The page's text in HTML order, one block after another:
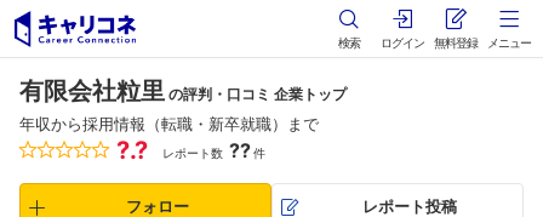
検索 ログイン 無料登録 メニュー
有限会社粒里 の評判・口コミ 企業トップ
年収から採用情報（転職・新卒就職）まで
?.? レポート数 ??件
フォロー レポート投稿